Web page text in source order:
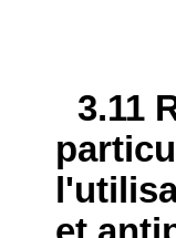
3.11